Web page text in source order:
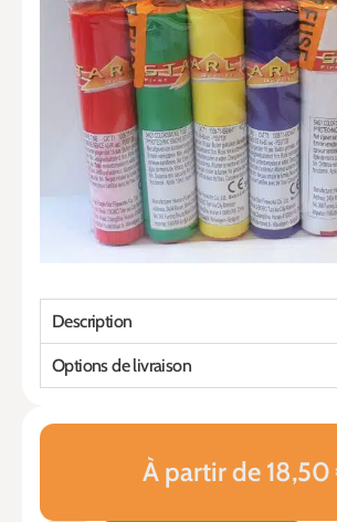
À partir de
Description
Options de livraison